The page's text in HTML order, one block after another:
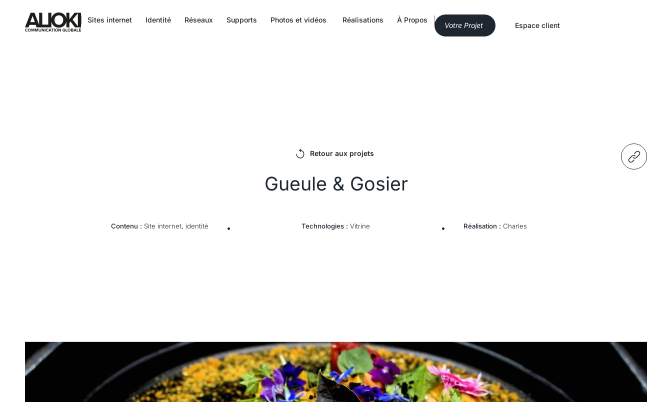
Sites internet Identité Réseaux Supports Photos et vidéos Réalisations À Propos
Votre Projet Espace client
Retour aux projets
Gueule & Gosier
Contenu : Site internet, identité • Technologies :Vitrine • Réalisation : Charles